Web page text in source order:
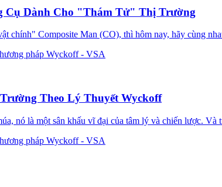
Cụ Dành Cho "Thám Tử" Thị Trường
chính" Composite Man (CO), thì hôm nay, hãy cùng
pháp Wyckoff - VSA
Theo Lý Thuyết Wyckoff
nó là một sân khấu vĩ đại của tâm lý và chiến lược. Và
pháp Wyckoff - VSA